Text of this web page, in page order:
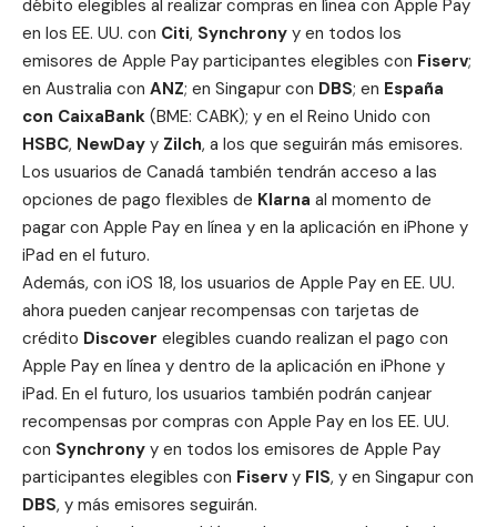
débito elegibles al realizar compras en línea con Apple Pay
en los EE. UU. con Citi, Synchrony y en todos los
emisores de Apple Pay participantes elegibles con Fiserv;
en Australia con ANZ; en Singapur con DBS; en España
con CaixaBank (BME: CABK); y en el Reino Unido con
HSBC, NewDay y Zilch, a los que seguirán más emisores.
Los usuarios de Canadá también tendrán acceso a las
opciones de pago flexibles de Klarna al momento de
pagar con Apple Pay en línea y en la aplicación en iPhone y
iPad en el futuro.
Además, con iOS 18, los usuarios de Apple Pay en EE. UU.
ahora pueden canjear recompensas con tarjetas de
crédito Discover elegibles cuando realizan el pago con
Apple Pay en línea y dentro de la aplicación en iPhone y
iPad. En el futuro, los usuarios también podrán canjear
recompensas por compras con Apple Pay en los EE. UU.
con Synchrony y en todos los emisores de Apple Pay
participantes elegibles con Fiserv y FIS, y en Singapur con
DBS, y más emisores seguirán.